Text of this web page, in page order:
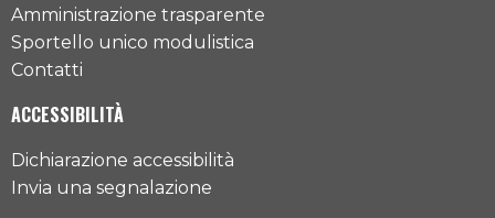
Amministrazione trasparente
Sportello unico modulistica
Contatti
ACCESSIBILITÀ
Dichiarazione accessibilità
Invia una segnalazione